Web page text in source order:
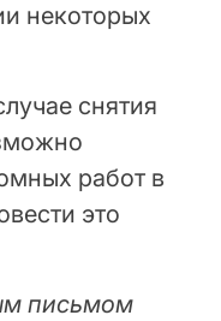
некоторых
снятия
работ в
это
письмом